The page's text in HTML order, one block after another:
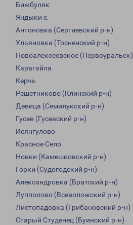
Бижбуляк
Яндыки с.
Антоновка (Сергиевский р-н)
Ульяновка (Тосненский р-н)
Новоалексеевское (Первоуральск)
Карагайла
Керчь
Решетниково (Клинский р-н)
Девица (Семилукский р-н)
Гусев (Гусевский р-н)
Исянгулово
Красное Село
Новки (Камешковский р-н)
Горки (Судогодский р-н)
Александровка (Братский р-н)
Лупполово (Всеволожский р-н)
Листопадовка (Грибановский р-н)
Старый Студенец (Буинский р-н)